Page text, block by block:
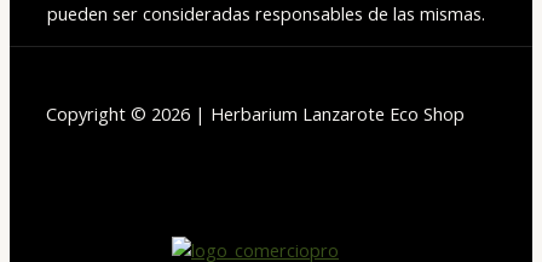
pueden ser consideradas responsables de las mismas.
Copyright © 2026 | Herbarium Lanzarote Eco Shop